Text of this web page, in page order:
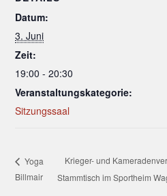
Datum:
3. Juni
Zeit:
19:00 - 20:30
Veranstaltungskategorie:
Sitzungssaal
Yoga
Billmair
Krieger- und
Stammtisch im Sportheim